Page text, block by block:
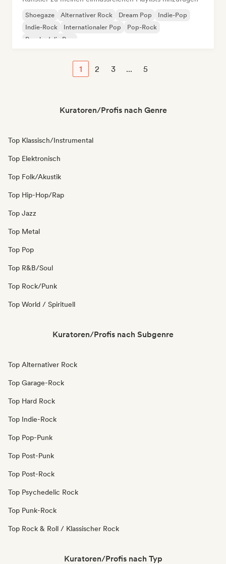
Shoegaze Alternativer Rock Dream Pop
Indie-Pop
Indie-Rock
Internationaler Pop
Pop-Rock
Psychedelic Pop
1 2 3 ... 5
Kuratoren/Profis nach Genre
Top Klassisch/Instrumental
Top Elektronisch
Top Folk/Akustik
Top Hip-Hop/Rap
Top Jazz
Top Metal
Top Pop
Top R&B/Soul
Top Rock/Punk
Top World / Spirituell
Kuratoren/Profis nach Subgenre
Top Alternativer Rock
Top Garage-Rock
Top Hard Rock
Top Indie-Rock
Top Pop-Punk
Top Post-Punk
Top Post-Rock
Top Psychedelic Rock
Top Punk-Rock
Top Rock & Roll / Klassischer Rock
Kuratoren/Profis nach Typ